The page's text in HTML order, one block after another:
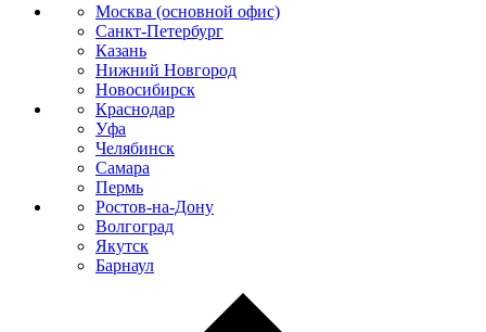
Москва (основной офис)
Санкт-Петербург
Казань
Нижний Новгород
Новосибирск
Краснодар
Уфа
Челябинск
Самара
Пермь
Ростов-на-Дону
Волгоград
Якутск
Барнаул